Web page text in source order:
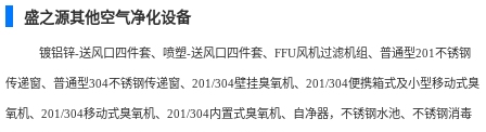
盛之源其他空气净化设备
镀铝锌-送风口四件套、喷塑-送风口四件套、FFU风机过滤机组、普通型201不锈钢
传递窗、普通型304不锈钢传递窗、201/304壁挂臭氧机、201/304便携箱式及小型移动式臭
氧机、201/304移动式臭氧机、201/304内置式臭氧机、自净器，不锈钢水池、不锈钢消毒